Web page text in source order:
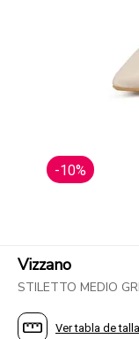
-10%
Vizzano
STILETTO MEDIO
Ver tabla de